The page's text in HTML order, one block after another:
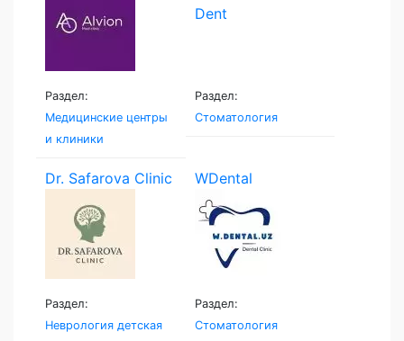
Раздел:
Медицинские центры
и клиники
Раздел:
Стоматология
Dr. Safarova Clinic
Раздел:
Неврология детская
WDental
Раздел:
Стоматология